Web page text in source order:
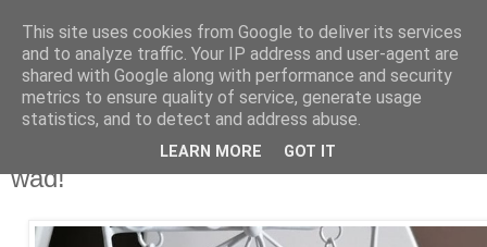
30 czerwca 2021
PUPA Ultraflex - najlepszy tusz pomimo
wad!
This site uses cookies from Google to deliver its services
and to analyze traffic. Your IP address and user-agent are
shared with Google along with performance and security
metrics to ensure quality of service, generate usage
statistics, and to detect and address abuse.
LEARN MORE GOT IT